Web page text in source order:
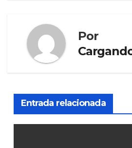
Por
Entrada relacionada